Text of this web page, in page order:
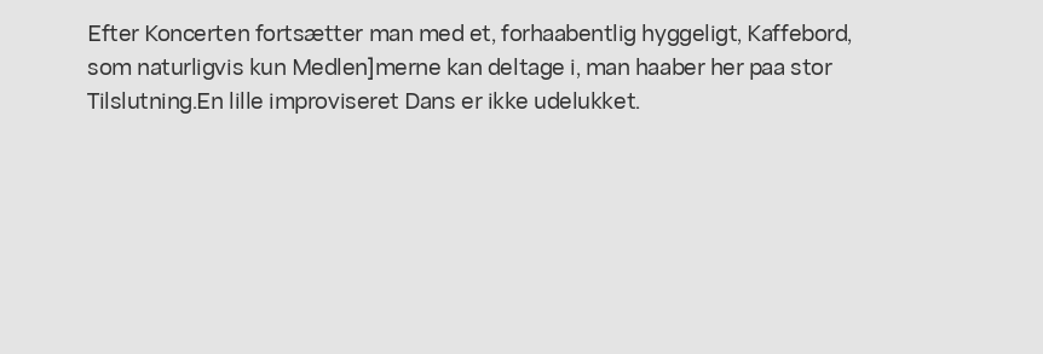
Efter Koncerten fortsætter man med et, forhaabentlig hyggeligt, Kaffebord,
som naturligvis kun Medlen]merne kan deltage i, man haaber her paa stor
Tilslutning.En lille improviseret Dans er ikke udelukket.